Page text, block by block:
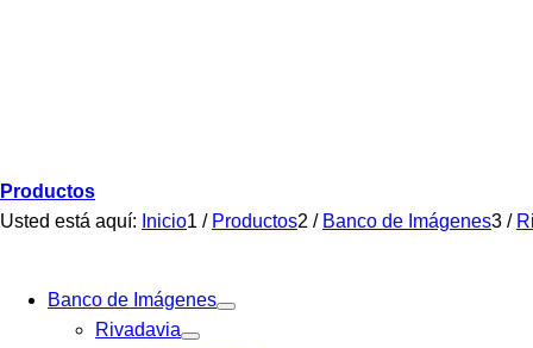
Productos
Usted está aquí: Inicio1 / Productos2 / Banco de Imágenes3 /
Banco de Imágenes
Rivadavia